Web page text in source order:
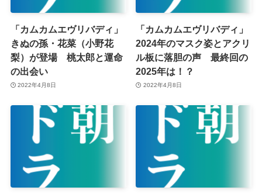
「カムカムエヴリバディ」
きぬの孫・花菜（小野花
梨）が登場 桃太郎と運命
の出会い
2022年4月8日
「カムカムエヴリバディ」
2024年のマスク姿とアクリ
ル板に落胆の声 最終回の
2025年は！？
2022年4月8日